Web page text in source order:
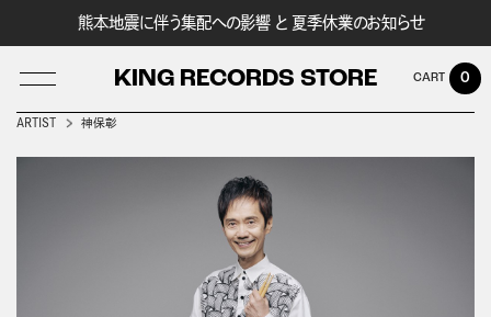
熊本地震に伴う集配への影響 と 夏季休業のお知らせ
KING RECORDS STORE 0
ARTIST 神保彰